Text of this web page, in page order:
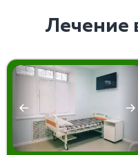
избавиться от
снизить риск срыва.
Лечение